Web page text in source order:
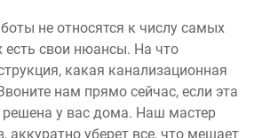
не относятся к числу самых
есть свои нюансы. На что
какая канализационная
нам прямо сейчас, если эта
у вас дома. Наш мастер
аккуратно уберет все, что мешает